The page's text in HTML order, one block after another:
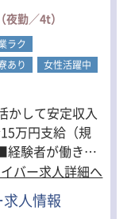
勤／4t）
ラク
あり
女性活躍中
かして安定収入
万円支給（規
件程度の固定ル
ま・川口・越谷
えばスムーズ
バー求人詳細へ
人情報